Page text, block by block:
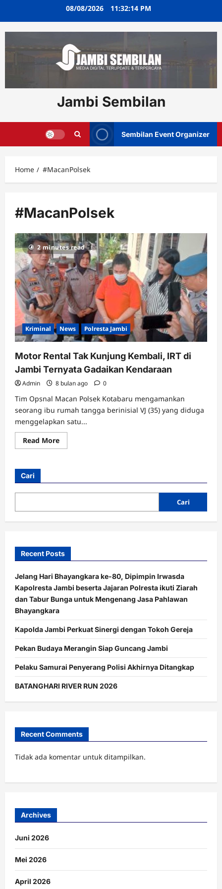
08/08/2026 11:32:15 PM
Jambi Sembilan
Sembilan Event Organizer
Home #MacanPolsek
#MacanPolsek
2 minutes read
Kriminal News Polresta Jambi
Motor Rental Tak Kunjung Kembali, IRT di
Jambi Ternyata Gadaikan Kendaraan
Admin 8 bulan ago 0
Tim Opsnal Macan Polsek Kotabaru mengamankan
seorang ibu rumah tangga berinisial VJ (35) yang diduga
menggelapkan satu...
Read MoreRead
more
Kunjung
IRT
Jambi
Gadaikan
Cari
Cari
Recent Posts
Jelang Hari Bhayangkara ke-80, Dipimpin Irwasda
Kapolresta Jambi beserta Jajaran Polresta ikuti Ziarah
dan Tabur Bunga untuk Mengenang Jasa Pahlawan
Bhayangkara
Kapolda Jambi Perkuat Sinergi dengan Tokoh Gereja
Pekan Budaya Merangin Siap Guncang Jambi
Pelaku Samurai Penyerang Polisi Akhirnya Ditangkap
BATANGHARI RIVER RUN 2026
Recent Comments
Tidak ada komentar untuk ditampilkan.
Archives
Juni 2026
Mei 2026
April 2026